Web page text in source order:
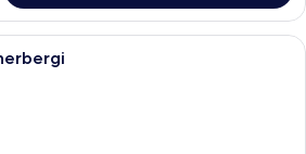
Deluxe-íbúð - 3 svefnherbergi |